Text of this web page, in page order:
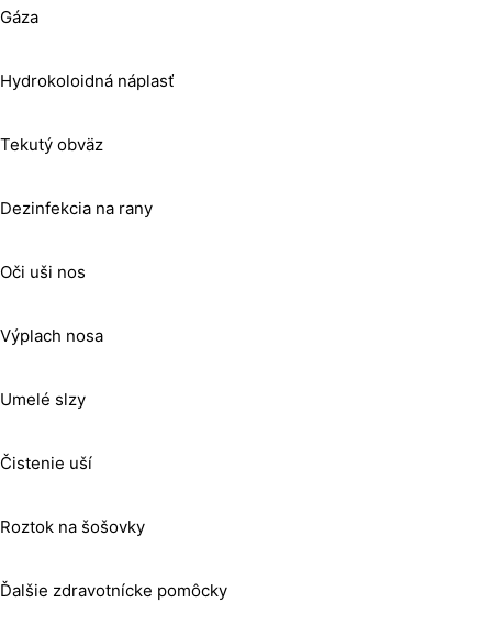
Gáza
Hydrokoloidná náplasť
Tekutý obväz
Dezinfekcia na rany
Oči uši nos
Výplach nosa
Umelé slzy
Čistenie uší
Roztok na šošovky
Ďalšie zdravotnícke pomôcky